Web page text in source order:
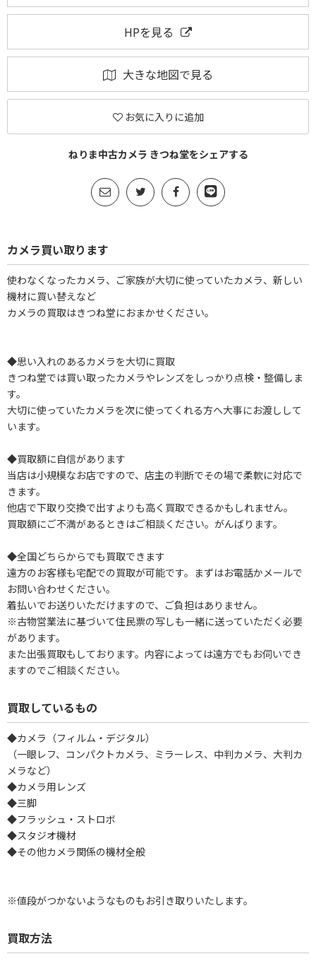
HPを見る
大きな地図で見る
お気に入りに追加
ねりま中古カメラ きつね堂をシェアする
カメラ買い取ります
使わなくなったカメラ、ご家族が大切に使っていたカメラ、新しい
機材に買い替えなど
カメラの買取はきつね堂におまかせください。
◆思い入れのあるカメラを大切に買取
きつね堂では買い取ったカメラやレンズをしっかり点検・整備しま
す。
大切に使っていたカメラを次に使ってくれる方へ大事にお渡しして
います。
◆買取額に自信があります
当店は小規模なお店ですので、店主の判断でその場で柔軟に対応で
きます。
他店で下取り交換で出すよりも高く買取できるかもしれません。
買取額にご不満があるときはご相談ください。がんばります。
◆全国どちらからでも買取できます
遠方のお客様も宅配での買取が可能です。まずはお電話かメールで
お問い合わせください。
着払いでお送りいただけますので、ご負担はありません。
※古物営業法に基づいて住民票の写しも一緒に送っていただく必要
があります。
また出張買取もしております。内容によっては遠方でもお伺いでき
ますのでご相談ください。
買取しているもの
◆カメラ（フィルム・デジタル）
（一眼レフ、コンパクトカメラ、ミラーレス、中判カメラ、大判カ
メラなど）
◆カメラ用レンズ
◆三脚
◆フラッシュ・ストロボ
◆スタジオ機材
◆その他カメラ関係の機材全般
※値段がつかないようなものもお引き取りいたします。
買取方法